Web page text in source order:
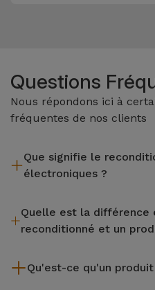
Questions
Nous répondons ici à
fréquentes de nos clients
Que signifie le
électroniques ?
l'inspection, le nettoyage,
composant défectueux. Il
plusieurs tests rigoureux de
Quelle est la différence
reconditionné et un
testés et préparés par des
Qu'est-ce qu'un